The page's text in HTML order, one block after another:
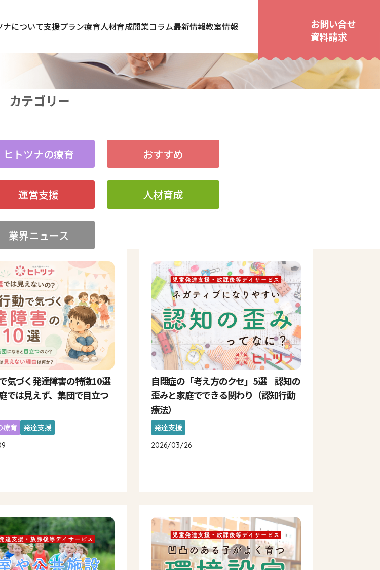
ナについて支援プラン療育人材育成開業コラム最新情報教室情報
お問い合せ
資料請求
カテゴリー
ヒトツナの療育 おすすめ
運営支援 人材育成
業界ニュース
気づく発達障害の特徴10選
では見えず、集団で目立つ
療育 発達支援
自閉症の「考え方のクセ」5選｜認知の
歪みと家庭でできる関わり（認知行動
療法）
発達支援
2026/03/26